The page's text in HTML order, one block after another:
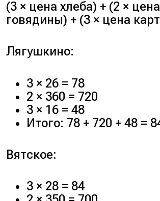
(3 × цена хлеба) + (2 × цена
говядины) + (3 × цена
Лягушкино:
3 × 26 = 78
2 × 360 = 720
3 × 16 = 48
Итого: 78 + 720 + 48 =
Вятское:
3 × 28 = 84